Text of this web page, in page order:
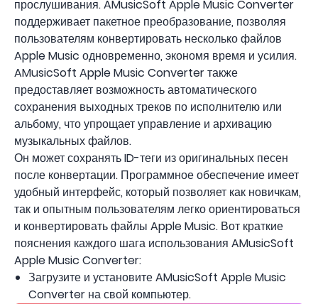
прослушивания. AMusicSoft Apple Music Converter
поддерживает пакетное преобразование, позволяя
пользователям конвертировать несколько файлов
Apple Music одновременно, экономя время и усилия.
AMusicSoft Apple Music Converter также
предоставляет возможность автоматического
сохранения выходных треков по исполнителю или
альбому, что упрощает управление и архивацию
музыкальных файлов.
Он может сохранять ID-теги из оригинальных песен
после конвертации. Программное обеспечение имеет
удобный интерфейс, который позволяет как новичкам,
так и опытным пользователям легко ориентироваться
и конвертировать файлы Apple Music. Вот краткие
пояснения каждого шага использования AMusicSoft
Apple Music Converter:
Загрузите и установите AMusicSoft Apple Music
Converter на свой компьютер.